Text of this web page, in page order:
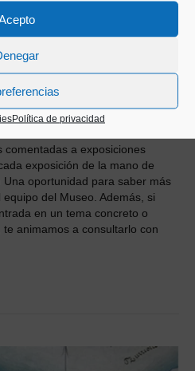
Acepto
Política de privacidad
comentadas a exposiciones
exposición de la mano de
oportunidad para saber más
del Museo. Además, si
en un tema concreto o
animamos a consultarlo con